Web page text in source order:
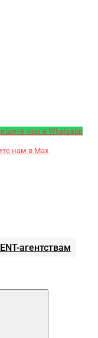
нам в Whatsapp
нам в Max
агентствам